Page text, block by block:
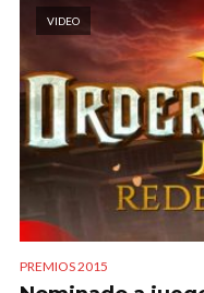
VIDEO
PREMIOS 2015